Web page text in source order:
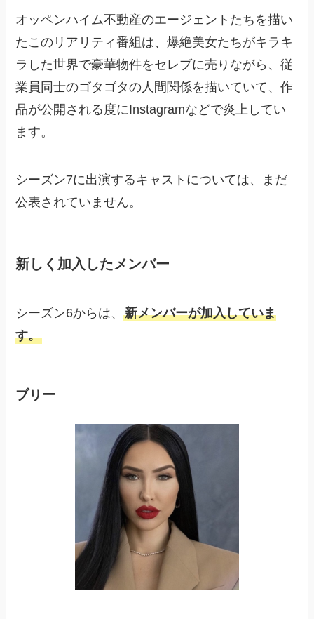
オッペンハイム不動産のエージェントたちを描い
たこのリアリティ番組は、爆絶美女たちがキラキ
ラした世界で豪華物件をセレブに売りながら、従
業員同士のゴタゴタの人間関係を描いていて、作
品が公開される度にInstagramなどで炎上してい
ます。
シーズン7に出演するキャストについては、まだ
公表されていません。
新しく加入したメンバー
シーズン6からは、新メンバーが加入していま
す。
ブリー